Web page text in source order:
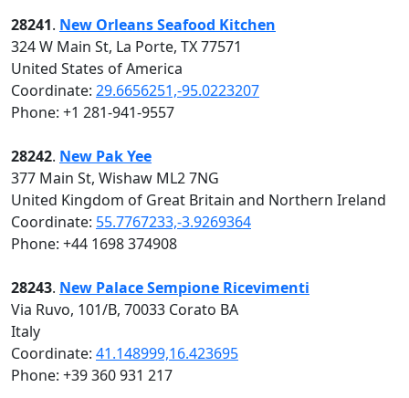
28241. New Orleans Seafood Kitchen
324 W Main St, La Porte, TX 77571
United States of America
Coordinate: 29.6656251,-95.0223207
Phone: +1 281-941-9557
28242. New Pak Yee
377 Main St, Wishaw ML2 7NG
United Kingdom of Great Britain and Northern Ireland
Coordinate: 55.7767233,-3.9269364
Phone: +44 1698 374908
28243. New Palace Sempione Ricevimenti
Via Ruvo, 101/B, 70033 Corato BA
Italy
Coordinate: 41.148999,16.423695
Phone: +39 360 931 217